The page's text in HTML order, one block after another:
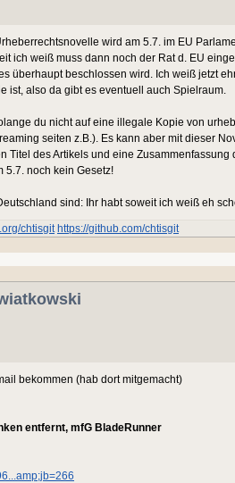
wird am 5.7. im EU
ich weiß muss dann noch der Rat d. EU
überhaupt beschlossen wird. Ich weiß jetzt
ist, also da gibt es eventuell auch Spielraum.
du nicht auf eine illegale Kopie von
seiten z.B.). Es kann aber mit dieser
Titel des Artikels und eine Zusammenfassung
5.7. noch kein Gesetz!
sind: Ihr habt soweit ich weiß eh
chtisgit https://github.com/chtisgit
bekommen (hab dort mitgemacht)
entfernt, mfG BladeRunner